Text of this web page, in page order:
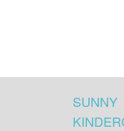
SUNNY